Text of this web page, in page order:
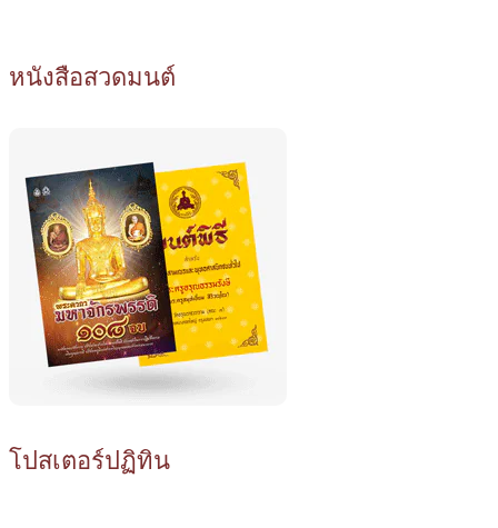
หนังสือสวดมนต์
โปสเตอร์ปฏิทิน